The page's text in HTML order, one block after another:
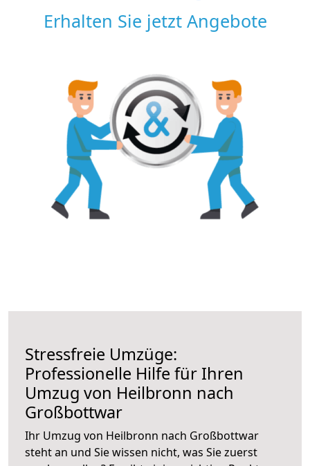
Erhalten Sie jetzt Angebote
Stressfreie Umzüge:
Professionelle Hilfe für Ihren
Umzug von Heilbronn nach
Großbottwar
Ihr Umzug von Heilbronn nach Großbottwar
steht an und Sie wissen nicht, was Sie zuerst